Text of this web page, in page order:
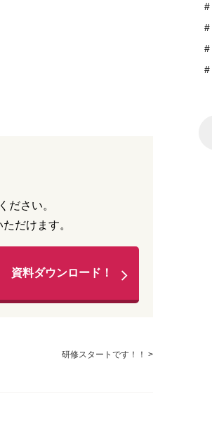
ださい。
だけます。
資料ダウンロード！
研修スタートです！！ >